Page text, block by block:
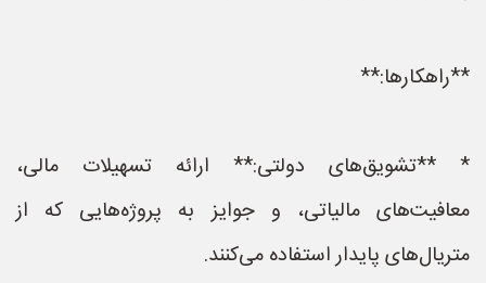
**راهکارها:**
* **تشویق‌های دولتی:** ارائه تسهیلات مالی،
معافیت‌های مالیاتی، و جوایز به پروژه‌هایی که از
متریال‌های پایدار استفاده می‌کنند.